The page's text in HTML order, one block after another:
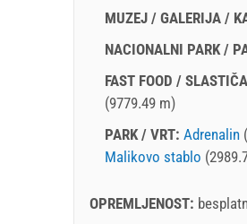
MUZEJ / GALERIJA /
NACIONALNI PARK /
FAST FOOD /
(9779.49 m)
PARK / VRT: Adrenalin
Malikovo stablo
OPREMLJENOST: